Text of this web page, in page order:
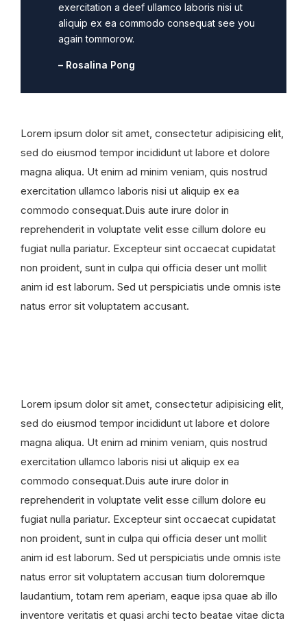
exercitation a deef ullamco laboris nisi ut
aliquip ex ea commodo consequat see you
again tommorow.
– Rosalina Pong
Lorem ipsum dolor sit amet, consectetur adipisicing elit,
sed do eiusmod tempor incididunt ut labore et dolore
magna aliqua. Ut enim ad minim veniam, quis nostrud
exercitation ullamco laboris nisi ut aliquip ex ea
commodo consequat.Duis aute irure dolor in
reprehenderit in voluptate velit esse cillum dolore eu
fugiat nulla pariatur. Excepteur sint occaecat cupidatat
non proident, sunt in culpa qui officia deser unt mollit
anim id est laborum. Sed ut perspiciatis unde omnis iste
natus error sit voluptatem accusant.
Lorem ipsum dolor sit amet, consectetur adipisicing elit,
sed do eiusmod tempor incididunt ut labore et dolore
magna aliqua. Ut enim ad minim veniam, quis nostrud
exercitation ullamco laboris nisi ut aliquip ex ea
commodo consequat.Duis aute irure dolor in
reprehenderit in voluptate velit esse cillum dolore eu
fugiat nulla pariatur. Excepteur sint occaecat cupidatat
non proident, sunt in culpa qui officia deser unt mollit
anim id est laborum. Sed ut perspiciatis unde omnis iste
natus error sit voluptatem accusan tium doloremque
laudantium, totam rem aperiam, eaque ipsa quae ab illo
inventore veritatis et quasi archi tecto beatae vitae dicta